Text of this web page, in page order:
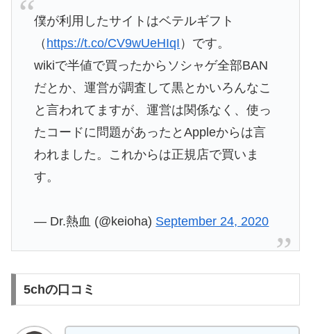
僕が利用したサイトはベテルギフト
（ https://t.co/CV9wUeHIqI ）です。
wikiで半値で買ったからソシャゲ全部BAN
だとか、運営が調査して黒とかいろんなこ
と言われてますが、運営は関係なく、使っ
たコードに問題があったとAppleからは言
われました。これからは正規店で買いま
す。
— Dr.熱血 (@keioha) September 24, 2020
5chの口コミ